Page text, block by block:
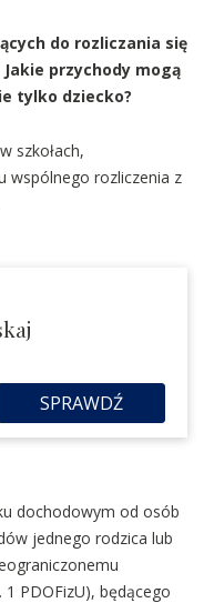
do rozliczania się
przychody mogą
tylko dziecko?
szkołach,
wspólnego rozliczenia z
SPRAWDŹ
dochodowym od osób
jednego rodzica lub
PDOFizU), będącego